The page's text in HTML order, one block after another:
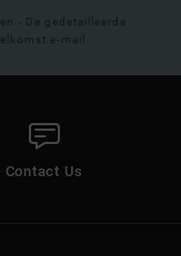
- De gedetailleerde
e-mail
Contact Us